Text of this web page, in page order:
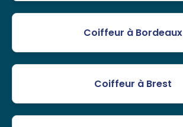
Coiffeur à Bordeaux
Coiffeur à Brest